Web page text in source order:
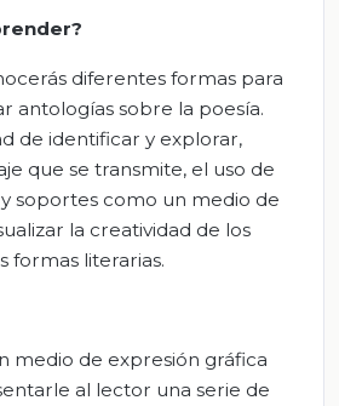
diferentes formas para
antologías sobre la poesía.
de identificar y explorar,
que se transmite, el uso de
soportes como un medio de
la creatividad de los
formas literarias.
medio de expresión gráfica
al lector una serie de